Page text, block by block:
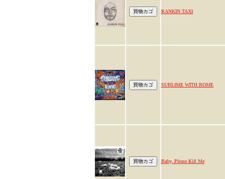
RANKIN TAXI
SUBLIME WITH ROME
Baby, Please Kill Me